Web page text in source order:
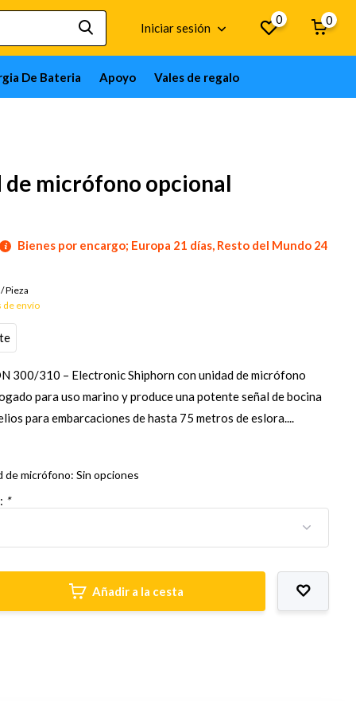
Iniciar sesión
0 0
De Bateria Apoyo Vales de regalo
de micrófono opcional
Bienes por encargo; Europa 21 días, Resto del Mundo 24
/Pieza
de envío
300/310 – Electronic Shiphorn con unidad de micrófono
para uso marino y produce una potente señal de bocina
para embarcaciones de hasta 75 metros de eslora....
de micrófono: Sin opciones
*
Añadir a la cesta